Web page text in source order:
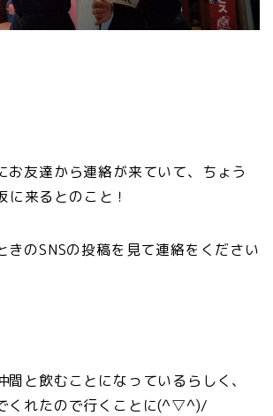
お友達から連絡が来ていて、ちょう
来るとのこと！
きのSNSの投稿を見て連絡をください
間と飲むことになっているらしく、
くれたので行くことに(^▽^)/